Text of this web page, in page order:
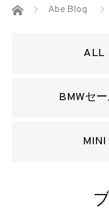
ホーム Abe Blog
ALL
BMWセ
MINI